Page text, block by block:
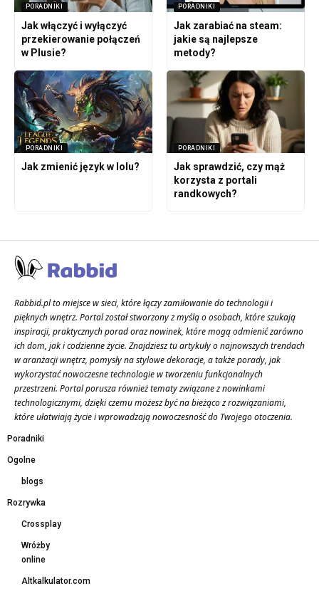
PORADNIKI
Jak włączyć i wyłączyć
przekierowanie połączeń
w Plusie?
PORADNIKI
Jak zarabiać na steam:
jakie są najlepsze
metody?
PORADNIKI
Jak zmienić język w lolu?
PORADNIKI
Jak sprawdzić, czy mąż
korzysta z portali
randkowych?
Rabbid.pl to miejsce w sieci, które łączy zamiłowanie do technologii i
pięknych wnętrz. Portal został stworzony z myślą o osobach, które szukają
inspiracji, praktycznych porad oraz nowinek, które mogą odmienić zarówno
ich dom, jak i codzienne życie. Znajdziesz tu artykuły o najnowszych trendach
w aranżacji wnętrz, pomysły na stylowe dekoracje, a także porady, jak
wykorzystać nowoczesne technologie w tworzeniu funkcjonalnych
przestrzeni. Portal porusza również tematy związane z nowinkami
technologicznymi, dzięki czemu możesz być na bieżąco z rozwiązaniami,
które ułatwiają życie i wprowadzają nowoczesność do Twojego otoczenia.
Poradniki
Ogolne
blogs
Rozrywka
Crossplay
Wróżby
online
Altkalkulator.com